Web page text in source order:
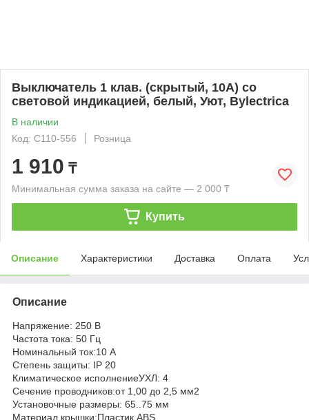
Выключатель 1 клав. (cкрытый, 10А) со
световой индикацией, белый, Уют, Bylectrica
В наличии
Код: С110-556
Розница
1 910 ₸
Минимальная сумма заказа на сайте — 2 000 ₸
Купить
Описание Характеристики Доставка Оплата
Описание
Напряжение: 250 В
Частота тока: 50 Гц
Номинальный ток:10 А
Степень защиты: IP 20
Климатическое исполнениеУХЛ: 4
Сечение проводников:от 1,00 до 2,5 мм2
Установочные размеры: 65..75 мм
Материал крышки:Пластик ABS